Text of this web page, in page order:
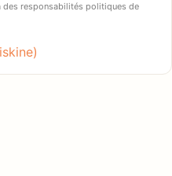
responsabilités politiques de